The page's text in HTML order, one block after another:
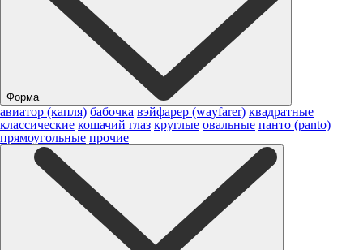
Форма
авиатор (капля) бабочка вэйфарер (wayfarer) квадратные
классические кошачий глаз круглые овальные панто (panto)
прямоугольные прочие